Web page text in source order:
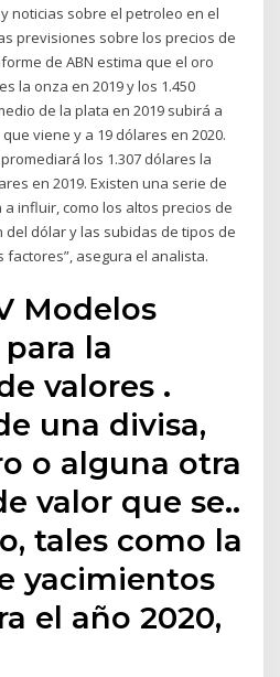
noticias sobre el petroleo en el
previsiones sobre los precios de
de ABN estima que el oro
la onza en 2019 y los 1.450
de la plata en 2019 subirá a
viene y a 19 dólares en 2020.
los 1.307 dólares la
en 2019. Existen una serie de
influir, como los altos precios de
del dólar y las subidas de tipos de
asegura el analista.
Modelos
la
valores .
una divisa,
o alguna otra
valor que se..
tales como la
yacimientos
el año 2020,